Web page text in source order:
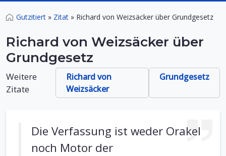
Gutzitiert » Zitat » Richard von Weizsäcker über Grundgesetz
Richard von Weizsäcker über
Grundgesetz
Weitere
Zitate
Richard von
Weizsäcker
Grundgesetz
Die Verfassung ist weder Orakel
noch Motor der